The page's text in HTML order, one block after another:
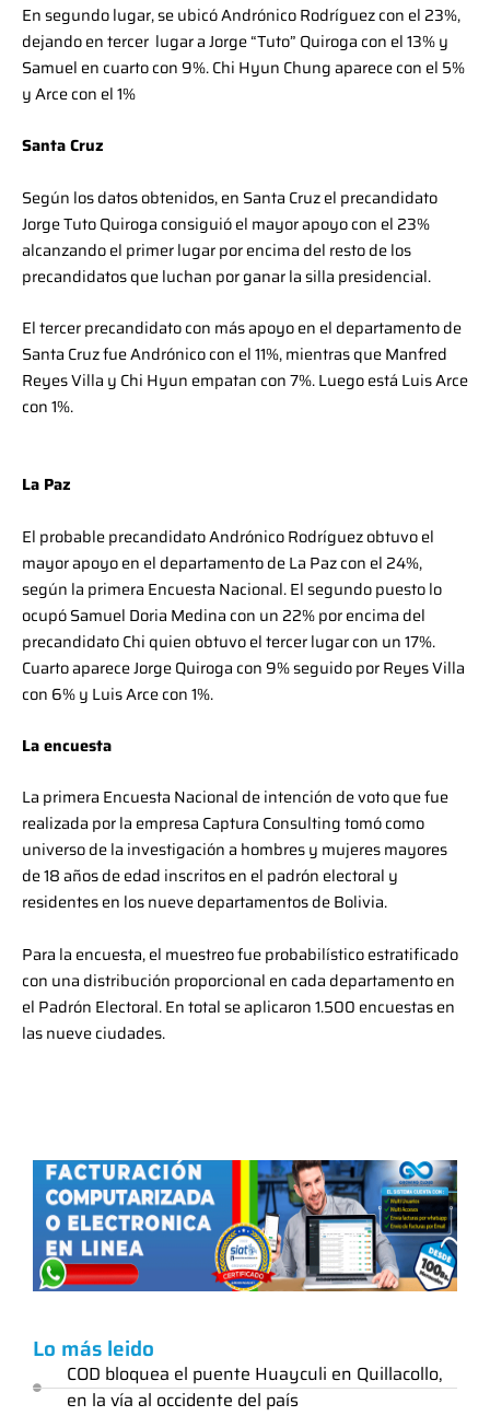
En segundo lugar, se ubicó Andrónico Rodríguez con el 23%,
dejando en tercer lugar a Jorge “Tuto” Quiroga con el 13% y
Samuel en cuarto con 9%. Chi Hyun Chung aparece con el 5%
y Arce con el 1%
Santa Cruz
Según los datos obtenidos, en Santa Cruz el precandidato
Jorge Tuto Quiroga consiguió el mayor apoyo con el 23%
alcanzando el primer lugar por encima del resto de los
precandidatos que luchan por ganar la silla presidencial.
El tercer precandidato con más apoyo en el departamento de
Santa Cruz fue Andrónico con el 11%, mientras que Manfred
Reyes Villa y Chi Hyun empatan con 7%. Luego está Luis Arce
con 1%.
La Paz
El probable precandidato Andrónico Rodríguez obtuvo el
mayor apoyo en el departamento de La Paz con el 24%,
según la primera Encuesta Nacional. El segundo puesto lo
ocupó Samuel Doria Medina con un 22% por encima del
precandidato Chi quien obtuvo el tercer lugar con un 17%.
Cuarto aparece Jorge Quiroga con 9% seguido por Reyes Villa
con 6% y Luis Arce con 1%.
La encuesta
La primera Encuesta Nacional de intención de voto que fue
realizada por la empresa Captura Consulting tomó como
universo de la investigación a hombres y mujeres mayores
de 18 años de edad inscritos en el padrón electoral y
residentes en los nueve departamentos de Bolivia.
Para la encuesta, el muestreo fue probabilístico estratificado
con una distribución proporcional en cada departamento en
el Padrón Electoral. En total se aplicaron 1.500 encuestas en
las nueve ciudades.
Lo más leido
COD bloquea el puente Huayculi en Quillacollo,
en la vía al occidente del país